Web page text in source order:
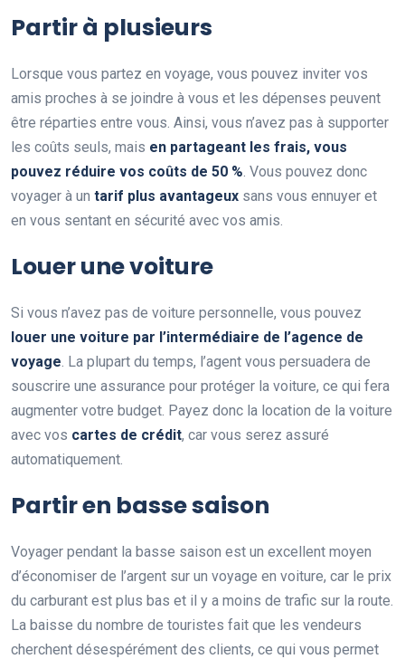
Partir à plusieurs
Lorsque vous partez en voyage, vous pouvez inviter vos
amis proches à se joindre à vous et les dépenses peuvent
être réparties entre vous. Ainsi, vous n’avez pas à supporter
les coûts seuls, mais en partageant les frais, vous
pouvez réduire vos coûts de 50 % . Vous pouvez donc
voyager à un tarif plus avantageux sans vous ennuyer et
en vous sentant en sécurité avec vos amis.
Louer une voiture
Si vous n’avez pas de voiture personnelle, vous pouvez
louer une voiture par l’intermédiaire de l’agence de
voyage . La plupart du temps, l’agent vous persuadera de
souscrire une assurance pour protéger la voiture, ce qui fera
augmenter votre budget. Payez donc la location de la voiture
avec vos cartes de crédit, car vous serez assuré
automatiquement.
Partir en basse saison
Voyager pendant la basse saison est un excellent moyen
d’économiser de l’argent sur un voyage en voiture, car le prix
du carburant est plus bas et il y a moins de trafic sur la route.
La baisse du nombre de touristes fait que les vendeurs
cherchent désespérément des clients, ce qui vous permet